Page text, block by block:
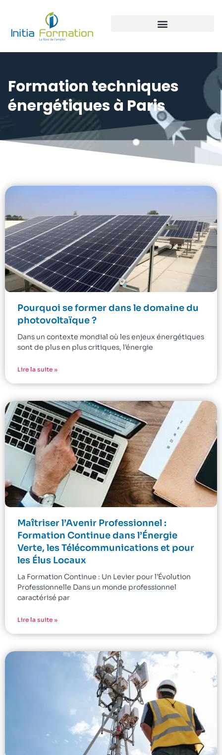
Formation techniques
énergétiques à Paris
Pourquoi se former dans le domaine du
photovoltaïque ?
Dans un contexte mondial où les enjeux énergétiques
sont de plus en plus critiques, l’énergie
Lire la suite »
Maîtriser l’Avenir Professionnel :
Formation Continue dans l’Énergie
Verte, les Télécommunications et pour
les Élus Locaux
La Formation Continue : Un Levier pour l’Évolution
Professionnelle Dans un monde professionnel
caractérisé par
Lire la suite »